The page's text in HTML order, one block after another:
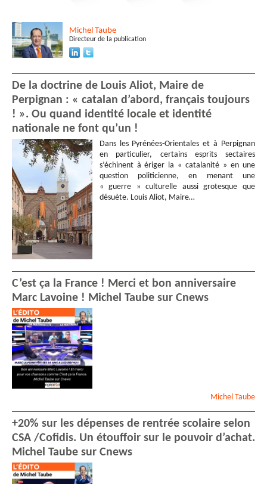
Michel Taube
Directeur de la publication
De la doctrine de Louis Aliot, Maire de
Perpignan : « catalan d’abord, français toujours
! ». Ou quand identité locale et identité
nationale ne font qu’un !
Dans les Pyrénées-Orientales et à Perpignan
en particulier, certains esprits sectaires
s’échinent à ériger la « catalanité » en une
question politicienne, en menant une
« guerre » culturelle aussi grotesque que
désuète. Louis Aliot, Maire…
C’est ça la France ! Merci et bon anniversaire
Marc Lavoine ! Michel Taube sur Cnews
Michel Taube
+20% sur les dépenses de rentrée scolaire selon
CSA /Cofidis. Un étouffoir sur le pouvoir d’achat.
Michel Taube sur Cnews